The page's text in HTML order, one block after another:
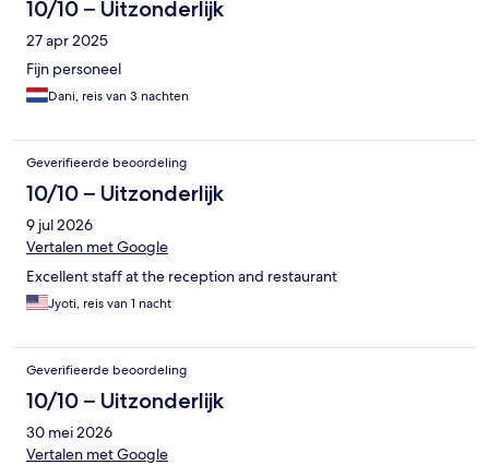
10/10 – Uitzonderlijk
27 apr 2025
Fijn personeel
Dani, reis van 3 nachten
Geverifieerde beoordeling
10/10 – Uitzonderlijk
9 jul 2026
Vertalen met Google
Excellent staff at the reception and restaurant
Jyoti, reis van 1 nacht
Geverifieerde beoordeling
10/10 – Uitzonderlijk
30 mei 2026
Vertalen met Google